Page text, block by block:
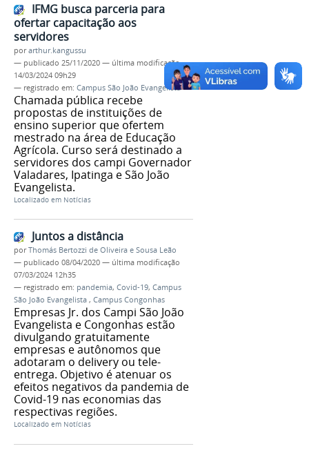
IFMG busca parceria para
ofertar capacitação aos
servidores
porarthur.kangussu
— publicado 25/11/2020 — última modificação
14/03/2024 09h29
— registrado em: Campus São João Evangelista
Chamada pública recebe
propostas de instituições de
ensino superior que ofertem
mestrado na área de Educação
Agrícola. Curso será destinado a
servidores dos campi Governador
Valadares, Ipatinga e São João
Evangelista.
Localizado em Notícias
Juntos a distância
porThomás Bertozzi de Oliveira e Sousa Leão
— publicado 08/04/2020 — última modificação
07/03/2024 12h35
— registrado em: pandemia, Covid-19, Campus
São João Evangelista , Campus Congonhas
Empresas Jr. dos Campi São João
Evangelista e Congonhas estão
divulgando gratuitamente
empresas e autônomos que
adotaram o delivery ou tele-
entrega. Objetivo é atenuar os
efeitos negativos da pandemia de
Covid-19 nas economias das
respectivas regiões.
Localizado em Notícias